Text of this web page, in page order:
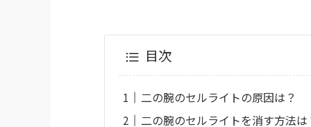
目次
二の腕のセルライトの原因は？
二の腕のセルライトを消す方法は